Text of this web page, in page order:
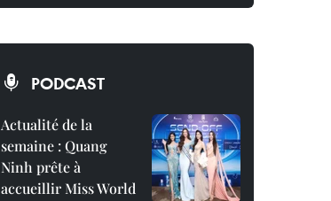
PODCAST
Actualité de la
semaine : Quang
Ninh prête à
accueillir Miss World